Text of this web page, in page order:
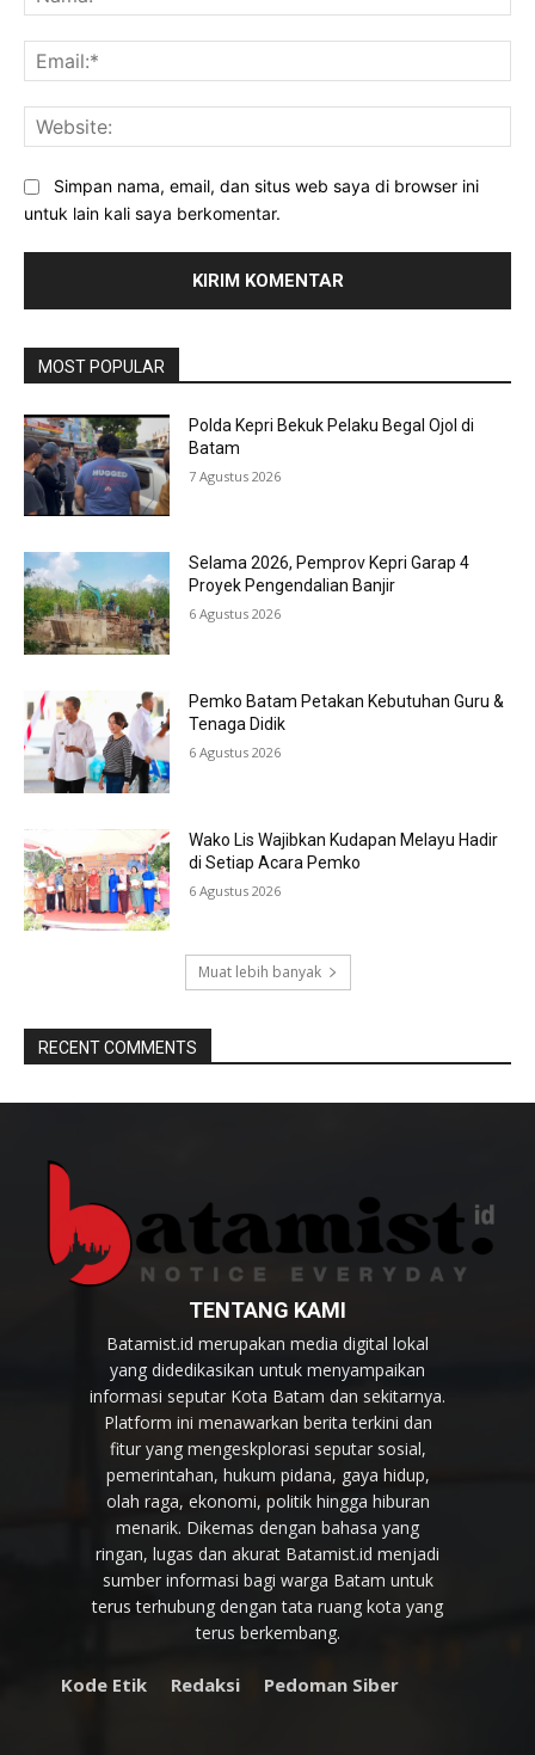
Simpan nama, email, dan situs web saya di browser ini
untuk lain kali saya berkomentar.
MOST POPULAR
Polda Kepri Bekuk Pelaku Begal Ojol di
Batam
7 Agustus 2026
Selama 2026, Pemprov Kepri Garap 4
Proyek Pengendalian Banjir
6 Agustus 2026
Pemko Batam Petakan Kebutuhan Guru &
Tenaga Didik
6 Agustus 2026
Wako Lis Wajibkan Kudapan Melayu Hadir
di Setiap Acara Pemko
6 Agustus 2026
Muat lebih banyak
RECENT COMMENTS
TENTANG KAMI
Batamist.id merupakan media digital lokal
yang didedikasikan untuk menyampaikan
informasi seputar Kota Batam dan sekitarnya.
Platform ini menawarkan berita terkini dan
fitur yang mengeskplorasi seputar sosial,
pemerintahan, hukum pidana, gaya hidup,
olah raga, ekonomi, politik hingga hiburan
menarik. Dikemas dengan bahasa yang
ringan, lugas dan akurat Batamist.id menjadi
sumber informasi bagi warga Batam untuk
terus terhubung dengan tata ruang kota yang
terus berkembang.
Kode Etik Redaksi Pedoman Siber